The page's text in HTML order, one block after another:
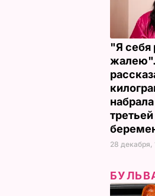
"Я себя
третьей
28 декабря,